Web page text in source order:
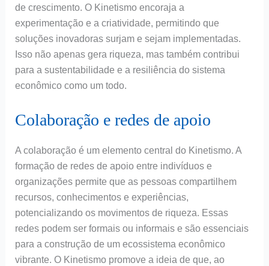
de crescimento. O Kinetismo encoraja a
experimentação e a criatividade, permitindo que
soluções inovadoras surjam e sejam implementadas.
Isso não apenas gera riqueza, mas também contribui
para a sustentabilidade e a resiliência do sistema
econômico como um todo.
Colaboração e redes de apoio
A colaboração é um elemento central do Kinetismo. A
formação de redes de apoio entre indivíduos e
organizações permite que as pessoas compartilhem
recursos, conhecimentos e experiências,
potencializando os movimentos de riqueza. Essas
redes podem ser formais ou informais e são essenciais
para a construção de um ecossistema econômico
vibrante. O Kinetismo promove a ideia de que, ao